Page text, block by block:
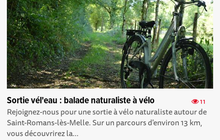
11
Sortie vél'eau : balade naturaliste à vélo
Rejoignez-nous pour une sortie à vélo naturaliste autour de
Saint-Romans-lès-Melle. Sur un parcours d'environ 13 km,
vous découvrirez la...